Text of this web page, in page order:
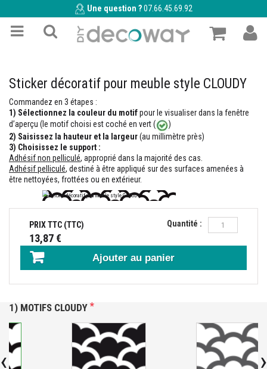
Une question ?07.66.45.69.92
Sticker décoratif pour meuble style CLOUDY
Commandez en 3 étapes :
1) Sélectionnez la couleur du motifpour le visualiser dans la fenêtre
d’aperçu (le motif choisi est coché en vert (
)
2) Saisissez la hauteur et la largeur(au millimètre près)
3) Choisissez le support :
Adhésif non pelliculé, approprié dans la majorité des cas.
Adhésif pelliculé, destiné à être appliqué sur des surfaces amenées à
être nettoyées, frottées ou en extérieur.
PRIX TTC (TTC)
13,87 €
Quantité :
Ajouter au panier
1) MOTIFS CLOUDY *
‹ ›